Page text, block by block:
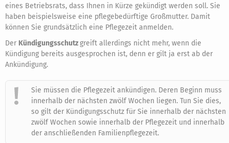
eines Betriebsrats, dass Ihnen in Kürze gekündigt werden soll. Sie
haben beispielsweise eine pflegebedürftige Großmutter. Damit
können Sie grundsätzlich eine Pflegezeit anmelden.
Der Kündigungsschutzgreift allerdings nicht mehr, wenn die
Kündigung bereits ausgesprochen ist, denn er gilt ja erst ab der
Ankündigung.
Sie müssen die Pflegezeit ankündigen. Deren Beginn muss
innerhalb der nächsten zwölf Wochen liegen. Tun Sie dies,
so gilt der Kündigungsschutz für Sie innerhalb der nächsten
zwölf Wochen sowie innerhalb der Pflegezeit und innerhalb
der anschließenden Familienpflegezeit.